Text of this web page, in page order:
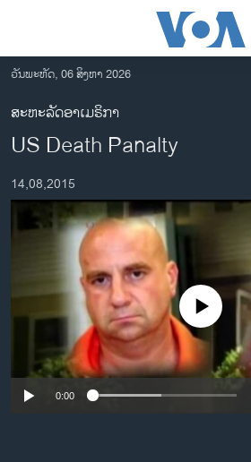
ເຂົ້າ
ຫາ
ຂ້າມ
ຂ້າມ
ໄປ
ຊອກ
ອາເມຣິກາ
ການເລືອກຕັ້ງ ປະທານາທີບໍດີ ສະຫະລັດ 2024
ຂ່າວ​ຈີນ
ອິດສະຫຼະພາບດ້ານການຂ່າວ
ຊີວິດຊາວລາວ
ຊຸມຊົນຊາວລາວ
ວັນພະຫັດ, 06 ສິງຫາ 2026
ສະຫະລັດອາເມຣິກາ
US Death Panalty
14,08,2015
No media source
0:00